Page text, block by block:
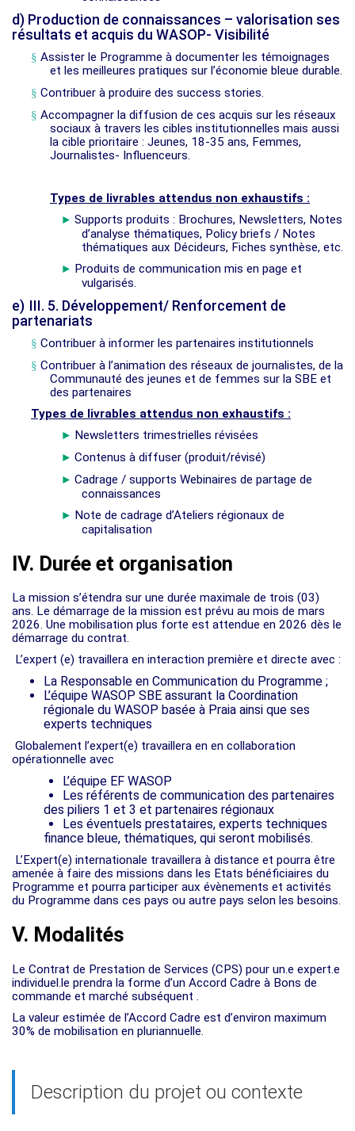
d) Production de connaissances – valorisation ses
résultats et acquis du WASOP- Visibilité
§ Assister le Programme à documenter les témoignages
et les meilleures pratiques sur l’économie bleue durable.
§ Contribuer à produire des success stories.
§ Accompagner la diffusion de ces acquis sur les réseaux
sociaux à travers les cibles institutionnelles mais aussi
la cible prioritaire : Jeunes, 18-35 ans, Femmes,
Journalistes- Influenceurs.
Types de livrables attendus non exhaustifs :
► Supports produits : Brochures, Newsletters, Notes
d’analyse thématiques, Policy briefs / Notes
thématiques aux Décideurs, Fiches synthèse, etc.
► Produits de communication mis en page et
vulgarisés.
e) III. 5. Développement/ Renforcement de
partenariats
§ Contribuer à informer les partenaires institutionnels
§ Contribuer à l’animation des réseaux de journalistes, de la
Communauté des jeunes et de femmes sur la SBE et
des partenaires
Types de livrables attendus non exhaustifs :
► Newsletters trimestrielles révisées
► Contenus à diffuser (produit/révisé)
► Cadrage / supports Webinaires de partage de
connaissances
► Note de cadrage d’Ateliers régionaux de
capitalisation
IV. Durée et organisation
La mission s’étendra sur une durée maximale de trois (03)
ans. Le démarrage de la mission est prévu au mois de mars
2026. Une mobilisation plus forte est attendue en 2026 dès le
démarrage du contrat.
L’expert (e) travaillera en interaction première et directe avec :
La Responsable en Communication du Programme ;
L’équipe WASOP SBE assurant la Coordination
régionale du WASOP basée à Praia ainsi que ses
experts techniques
Globalement l’expert(e) travaillera en en collaboration
opérationnelle avec
L’équipe EF WASOP
Les référents de communication des partenaires
des piliers 1 et 3 et partenaires régionaux
Les éventuels prestataires, experts techniques
finance bleue, thématiques, qui seront mobilisés.
L’Expert(e) internationale travaillera à distance et pourra être
amenée à faire des missions dans les Etats bénéficiaires du
Programme et pourra participer aux évènements et activités
du Programme dans ces pays ou autre pays selon les besoins.
V. Modalités
Le Contrat de Prestation de Services (CPS) pour un.e expert.e
individuel.le prendra la forme d’un Accord Cadre à Bons de
commande et marché subséquent .
La valeur estimée de l’Accord Cadre est d’environ maximum
30% de mobilisation en pluriannuelle.
Description du projet ou contexte